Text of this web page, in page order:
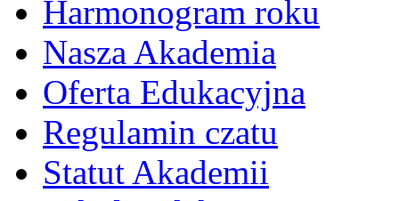
Harmonogram roku
Nasza Akademia
Oferta Edukacyjna
Regulamin czatu
Statut Akademii